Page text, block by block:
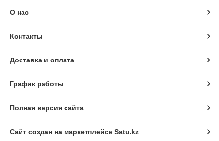
О нас
Контакты
Доставка и оплата
График работы
Полная версия сайта
Сайт создан на маркетплейсе Satu.kz